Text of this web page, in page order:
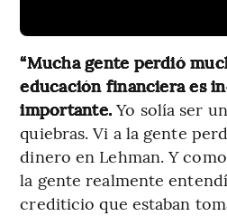
“Mucha gente perdió
educación financiera es
importante.Yo solía ser
quiebras. Vi a la gente
dinero en Lehman. Y
la gente realmente
crediticio que estaban